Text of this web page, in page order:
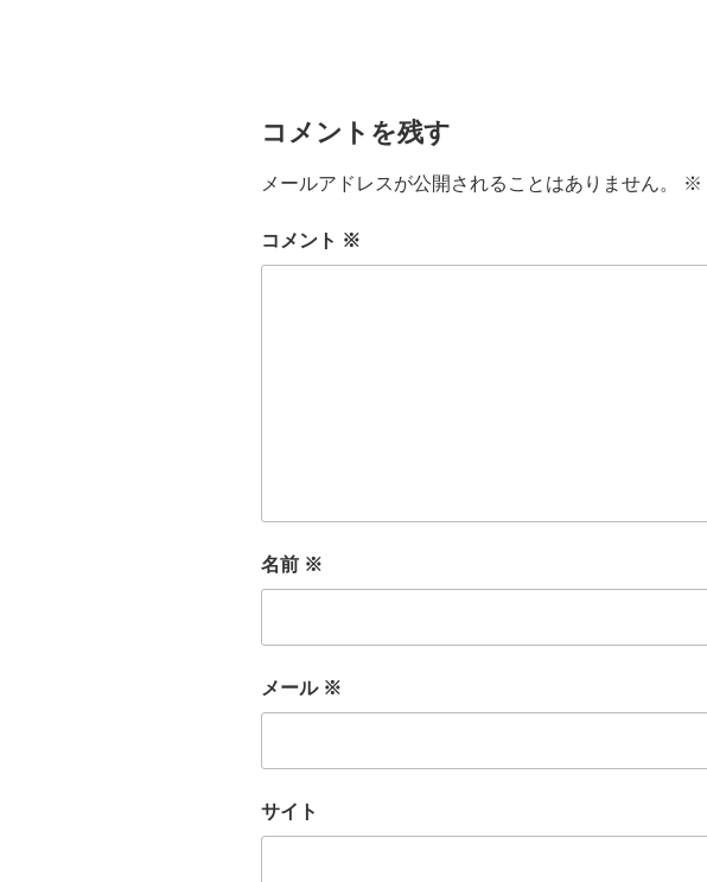
コメントを残す
メールアドレスが公開されることはありません。 ※
コメント ※
名前 ※
メール ※
サイト